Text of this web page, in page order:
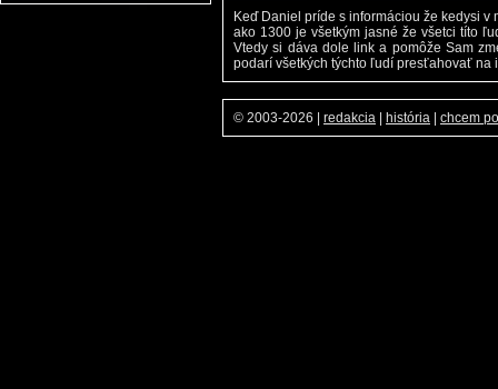
Keď Daniel príde s informáciou že kedysi
ako 1300 je všetkým jasné že všetci títo
Vtedy si dáva dole link a pomôže Sam
podarí všetkých týchto ľudí presťahovať na
© 2003-2026 redakcia história chcem